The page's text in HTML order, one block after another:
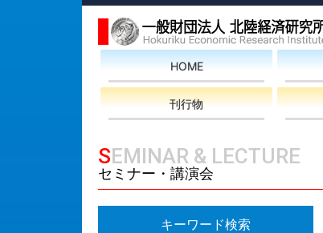
HOME
刊行物
SEMINAR & LECTURE
セミナー・講演会
キーワード検索